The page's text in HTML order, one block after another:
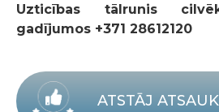
Uzticības tālrunis
gadījumos +371 28612120
ATSTĀJ